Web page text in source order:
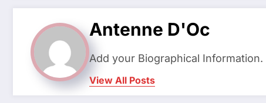
Antenne D'Oc
Add your Biographical Information.
View All Posts